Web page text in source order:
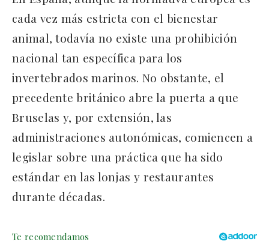
cada vez más estricta con el bienestar
animal, todavía no existe una prohibición
nacional tan específica para los
invertebrados marinos. No obstante, el
precedente británico abre la puerta a que
Bruselas y, por extensión, las
administraciones autonómicas, comiencen a
legislar sobre una práctica que ha sido
estándar en las lonjas y restaurantes
durante décadas.